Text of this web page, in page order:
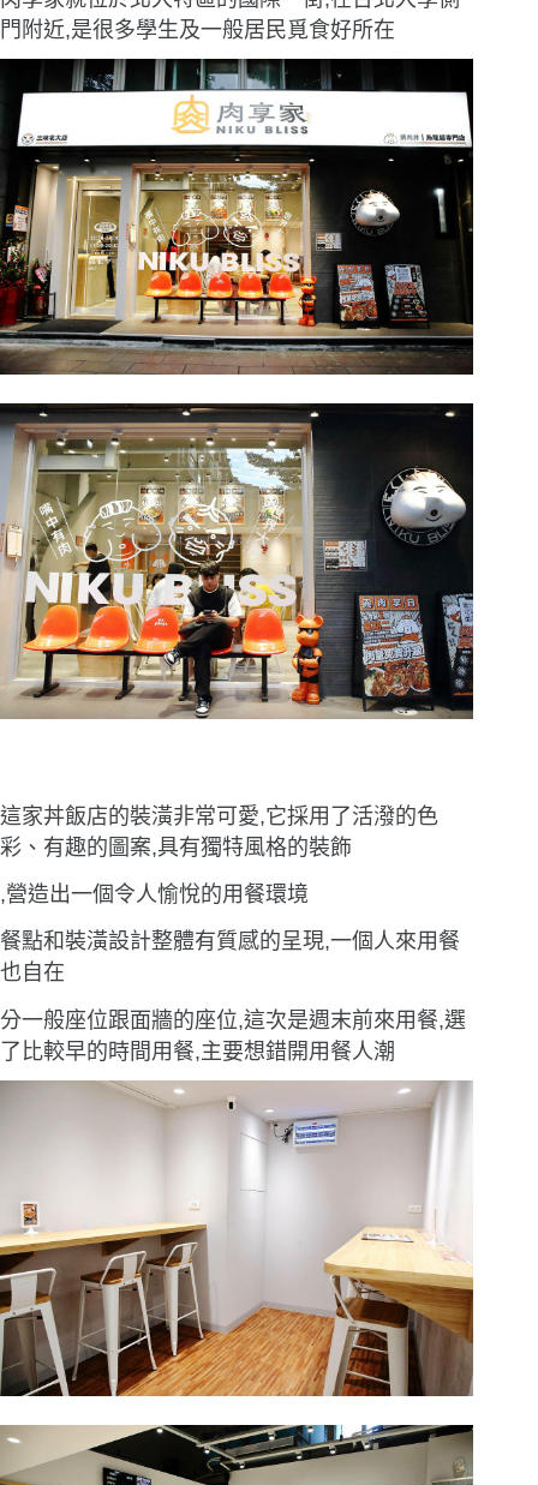
門附近,是很多學生及一般居民覓食好所在
這家丼飯店的裝潢非常可愛,它採用了活潑的色
彩、有趣的圖案,具有獨特風格的裝飾
,營造出一個令人愉悅的用餐環境
餐點和裝潢設計整體有質感的呈現,一個人來用餐
也自在
分一般座位跟面牆的座位,這次是週末前來用餐,選
了比較早的時間用餐,主要想錯開用餐人潮